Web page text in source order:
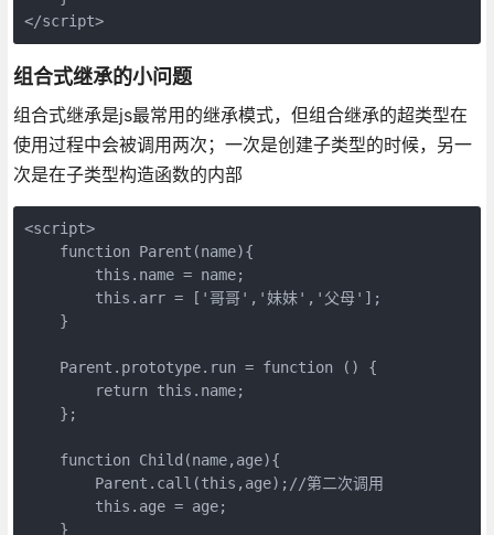
</script>
组合式继承的小问题
组合式继承是js最常用的继承模式，但组合继承的超类型在
使用过程中会被调用两次；一次是创建子类型的时候，另一
次是在子类型构造函数的内部
<script>
    function Parent(name){
        this.name = name;
        this.arr = ['哥哥','妹妹','父母'];
    }
    Parent.prototype.run = function () {
        return this.name;
    };
    function Child(name,age){
        Parent.call(this,age);//第二次调用
        this.age = age;
    }